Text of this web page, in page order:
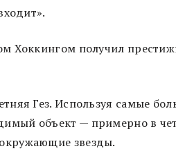
Хоккингом получил
Гез. Используя самые
объект — примерно в
звезды.